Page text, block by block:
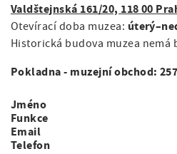
Valdštejnská 161/20, 118 00
Otevírací doba muzea:
Historická budova muzea
Pokladna - muzejní obchod:
Jméno
Funkce
Email
Telefon